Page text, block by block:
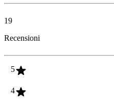
19
Recensioni
5
4